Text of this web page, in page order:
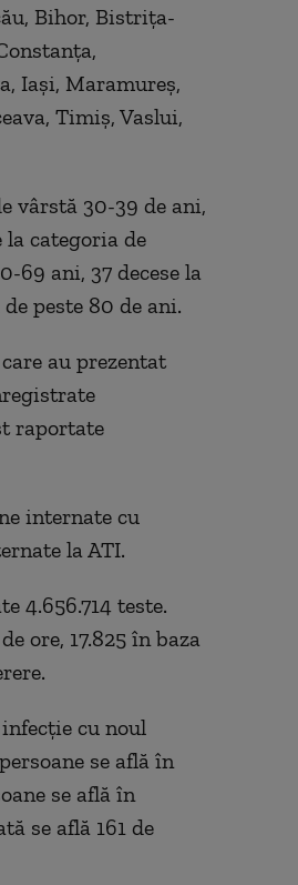
Bihor, Bistrița-
Iași, Maramureș,
Timiș, Vaslui,
vârstă 30-39 de ani,
la categoria de
69 ani, 37 decese la
peste 80 de ani.
au prezentat
raportate
internate cu
la ATI.
4.656.714 teste.
ore, 17.825 în baza
cu noul
se află în
se află în
se află 161 de